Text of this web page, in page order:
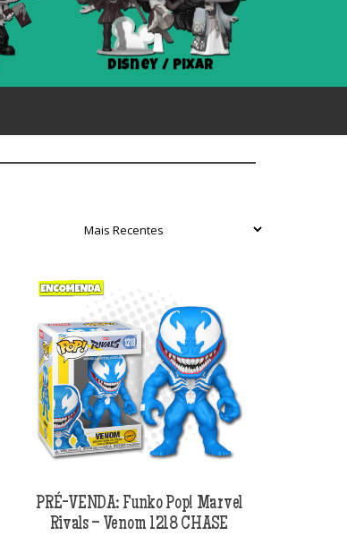
Disney / Pixar
PRÉ-VENDA: Funko Pop! Marvel
Rivals – Venom 1218 CHASE